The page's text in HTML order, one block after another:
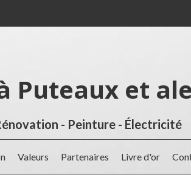
Puteaux et
- Peinture - Électricité
Valeurs Partenaires Livre d'or